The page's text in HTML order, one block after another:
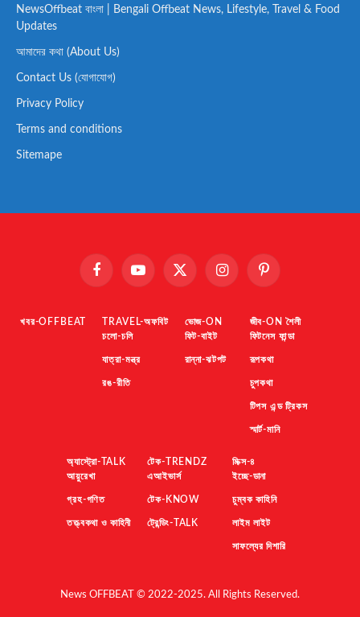
NewsOffbeat বাংলা | Bengali Offbeat News, Lifestyle, Travel & Food
Updates
আমাদের কথা (About Us)
Contact Us (যোগাযোগ)
Privacy Policy
Terms and conditions
Sitemape
FacebookYouTube X
InstagramPinterest
খবর-OFFBEAT
TRAVEL-অফবিট
চলো-চলি
যাত্রা-মন্ত্র
রঙ-রীতি
ভোজ-ON
ফিট-বাইট
রান্না-ঝটপট
জীব-ON শৈলী
ফিটনেস ফান্ডা
রূপকথা
চুপকথা
টিপস এন্ড ট্রিকস
স্মার্ট-মানি
অ্যাস্ট্রো-TALK
আয়ুরেখা
গ্রহ-গণিত
তত্ত্বকথা ও কাহিনী
টেক-TRENDZ
এআইভার্স
টেক-KNOW
ট্রেন্ডিং-TALK
মিক্স-৪
ইচ্ছে-ডানা
চুম্বক কাহিনি
লাইম লাইট
সাফল্যের দিশারি
News OFFBEAT © 2022-2025. All Rights Reserved.